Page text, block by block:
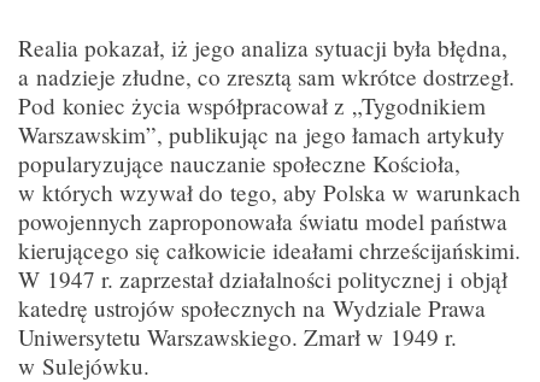
Realia pokazał, iż jego analiza sytuacji była błędna,
a nadzieje złudne, co zresztą sam wkrótce dostrzegł.
Pod koniec życia współpracował z „Tygodnikiem
Warszawskim”, publikując na jego łamach artykuły
popularyzujące nauczanie społeczne Kościoła,
w których wzywał do tego, aby Polska w warunkach
powojennych zaproponowała światu model państwa
kierującego się całkowicie ideałami chrześcijańskimi.
W 1947 r. zaprzestał działalności politycznej i objął
katedrę ustrojów społecznych na Wydziale Prawa
Uniwersytetu Warszawskiego. Zmarł w 1949 r.
w Sulejówku.